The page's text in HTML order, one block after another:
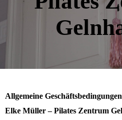
Allgemeine Geschäftsbedingungen
Elke Müller – Pilates Zentrum